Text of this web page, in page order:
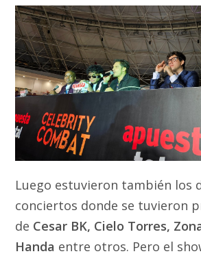
Luego estuvieron también los
conciertos donde se tuvieron
de Cesar BK, Cielo Torres,
Handa entre otros. Pero el